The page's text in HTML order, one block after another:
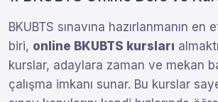
BKUBTS sınavına hazırlanmanın en
biri, online BKUBTS kursları
kurslar, adaylara zaman ve mekan
çalışma imkanı sunar. Bu kurslar